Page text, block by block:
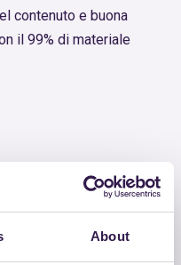
About
contenuto e buona
il 99% di materiale
Scarica